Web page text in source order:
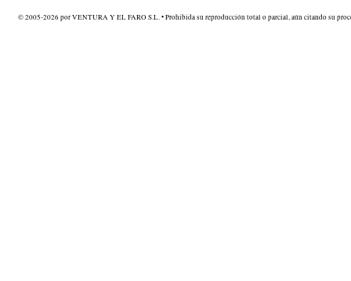
© 2005-2026 por VENTURA Y EL FARO S.L. • Prohibida su reproducción total o parcial, aún citando su